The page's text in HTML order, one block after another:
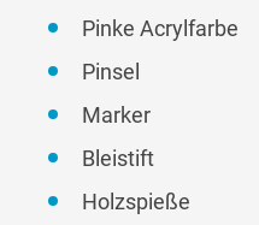
Pinke Acrylfarbe
Pinsel
Marker
Bleistift
Holzspieße